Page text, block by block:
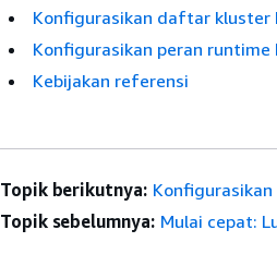
Konfigurasikan daftar kluster
Konfigurasikan peran runtime
Kebijakan referensi
Topik berikutnya:
Topik sebelumnya: Mulai cepat: